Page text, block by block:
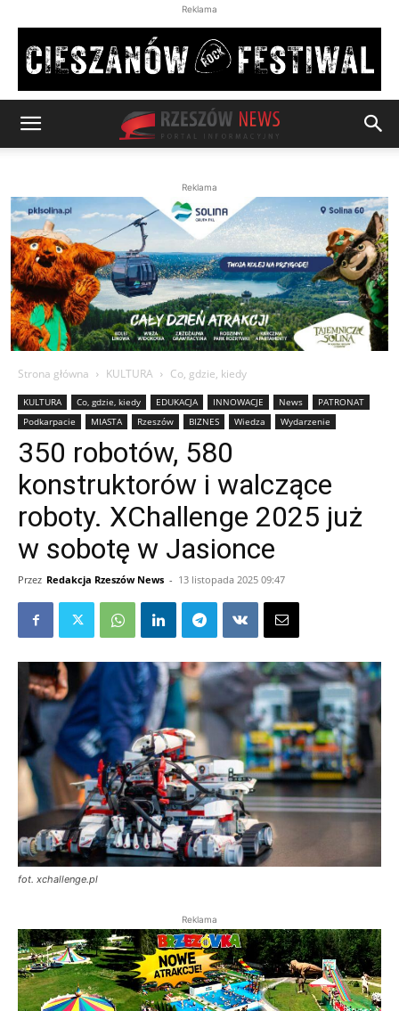
Reklama
Reklama
Strona główna KULTURA Co, gdzie, kiedy
KULTURA Co, gdzie, kiedy EDUKACJA INNOWACJE News
PATRONAT
Podkarpacie
MIASTA Rzeszów BIZNES Wiedza Wydarzenie
350 robotów, 580
konstruktorów i walczące
roboty. XChallenge 2025 już
w sobotę w Jasionce
Przez Redakcja Rzeszów News - 13 listopada 2025 09:47
fot. xchallenge.pl
Reklama